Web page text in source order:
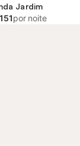
Jardim
por noite